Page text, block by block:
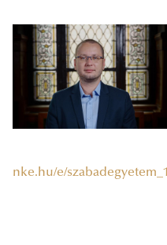
nke.hu/e/